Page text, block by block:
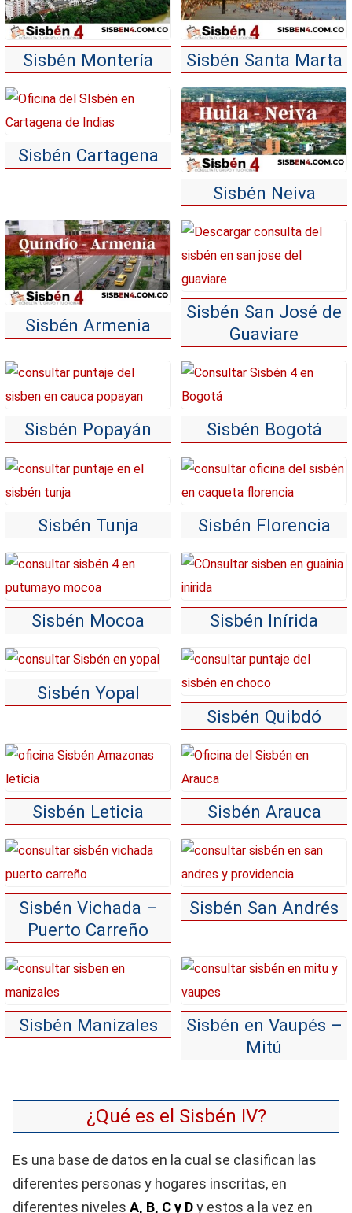
Sisbén Montería Sisbén Santa Marta
Sisbén Cartagena
Sisbén Neiva
Sisbén Armenia
Sisbén San José de
Guaviare
Sisbén Popayán Sisbén Bogotá
Sisbén Tunja Sisbén Florencia
Sisbén Mocoa Sisbén Inírida
Sisbén Yopal
Sisbén Quibdó
Sisbén Leticia Sisbén Arauca
Sisbén Vichada –
Puerto Carreño
Sisbén San Andrés
Sisbén Manizales
Sisbén en Vaupés –
Mitú
¿Qué es el Sisbén IV?
Es una base de datos en la cual se clasifican las
diferentes personas y hogares inscritas, en
diferentes niveles A, B, C y Dy estos a la vez en